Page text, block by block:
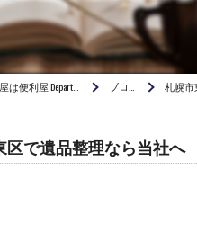
札幌の便利屋は便利屋 Departure ブログ 札幌市
区で遺品整理なら当社へ